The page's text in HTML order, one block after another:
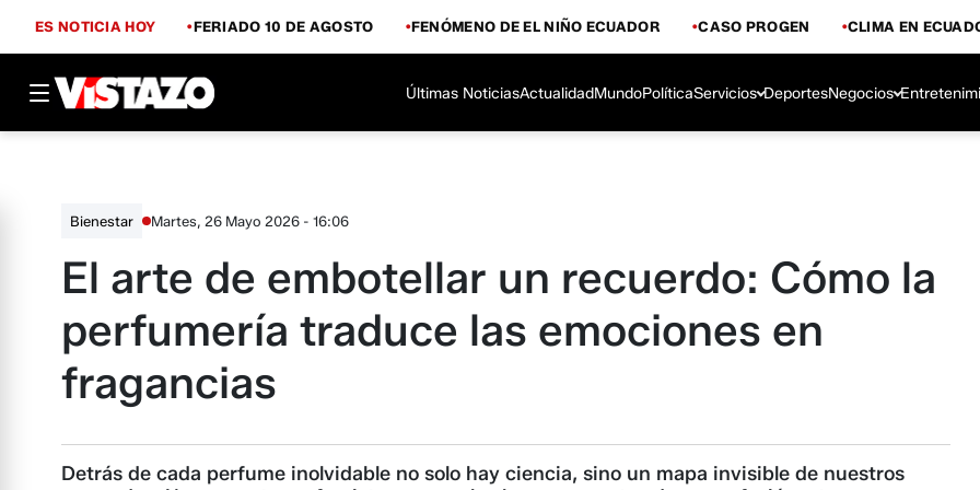
ES NOTICIA HOY FERIADO 10 DE AGOSTO FENÓMENO DE EL NIÑO ECUADOR CASO PROGEN CLIMA EN
Últimas NoticiasActualidadMundoPolíticaServicios DeportesNegocios
Bienestar Martes, 26 Mayo 2026 - 16:06
El arte de embotellar un recuerdo: Cómo la
perfumería traduce las emociones en
fragancias
Detrás de cada perfume inolvidable no solo hay ciencia, sino un mapa invisible de nuestros